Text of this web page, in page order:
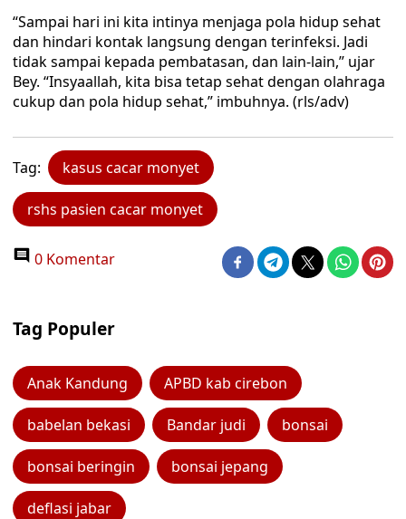
“Sampai hari ini kita intinya menjaga pola hidup sehat
dan hindari kontak langsung dengan terinfeksi. Jadi
tidak sampai kepada pembatasan, dan lain-lain,” ujar
Bey. “Insyaallah, kita bisa tetap sehat dengan olahraga
cukup dan pola hidup sehat,” imbuhnya. (rls/adv)
Tag: kasus cacar monyet
rshs pasien cacar monyet
0 Komentar
Tag Populer
Anak Kandung APBD kab cirebon
babelan bekasi Bandar judi bonsai
bonsai beringin bonsai jepang
deflasi jabar